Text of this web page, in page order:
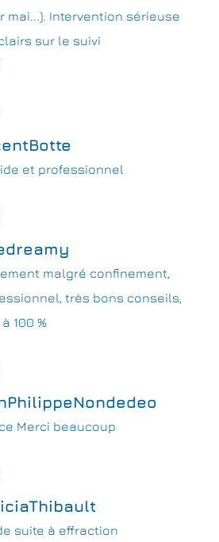
mai...). Intervention sérieuse
sur le suivi
et professionnel
malgré confinement,
très bons conseils,
100 %
Merci beaucoup
suite à effraction